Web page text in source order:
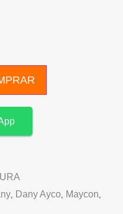
, Dany Ayco, Maycon,